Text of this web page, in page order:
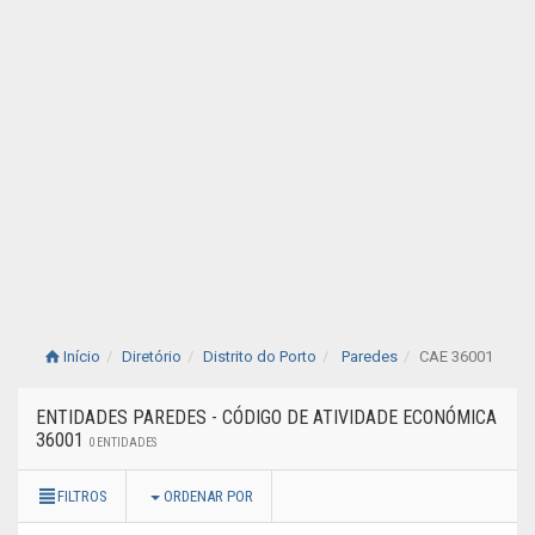
Início Diretório Distrito do Porto Paredes CAE 36001
ENTIDADES PAREDES - CÓDIGO DE ATIVIDADE ECONÓMICA
36001
0 ENTIDADES
FILTROS ORDENAR POR